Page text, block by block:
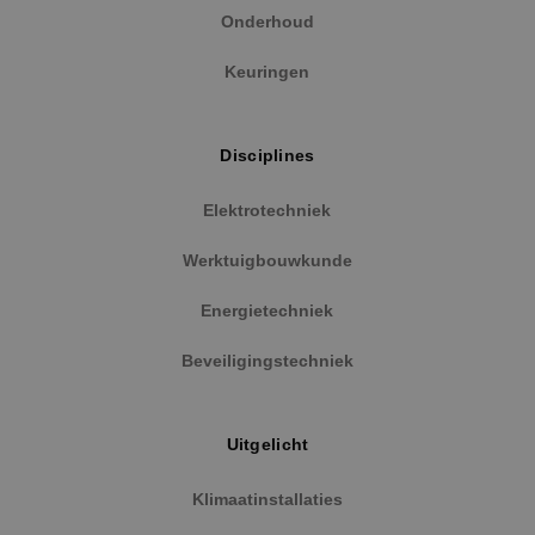
Onderhoud
Keuringen
Disciplines
Elektrotechniek
Werktuigbouwkunde
Energietechniek
Beveiligingstechniek
Uitgelicht
Klimaatinstallaties
Google Privacy Policy